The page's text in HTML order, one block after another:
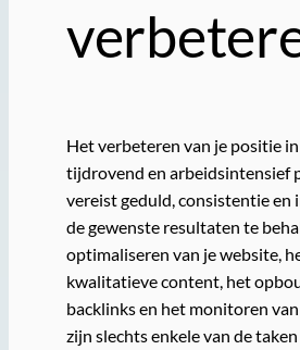
Het verbeteren van je positie
tijdrovend en arbeidsintensief
vereist geduld, consistentie en
de gewenste resultaten te
optimaliseren van je website,
kwalitatieve content, het
backlinks en het monitoren
zijn slechts enkele van de